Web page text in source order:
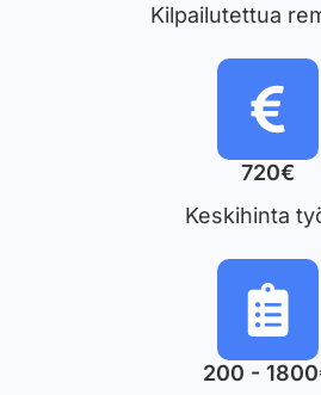
Kilpailutettua
720€
Keskihinta
200 -